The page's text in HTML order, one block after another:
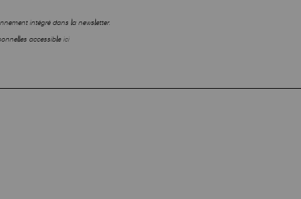
intégré dans la newsletter.
accessibleici